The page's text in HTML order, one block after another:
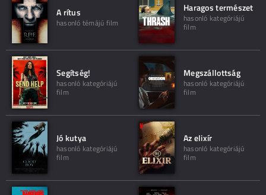
A rítus
hasonló témájú film
Haragos természet
hasonló kategóriájú
film
Segítség!
hasonló kategóriájú
film
Megszállottság
hasonló kategóriájú
film
Jó kutya
hasonló kategóriájú
film
Az elixír
hasonló kategóriájú
film